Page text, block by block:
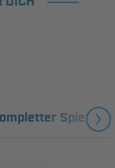
Spielplan